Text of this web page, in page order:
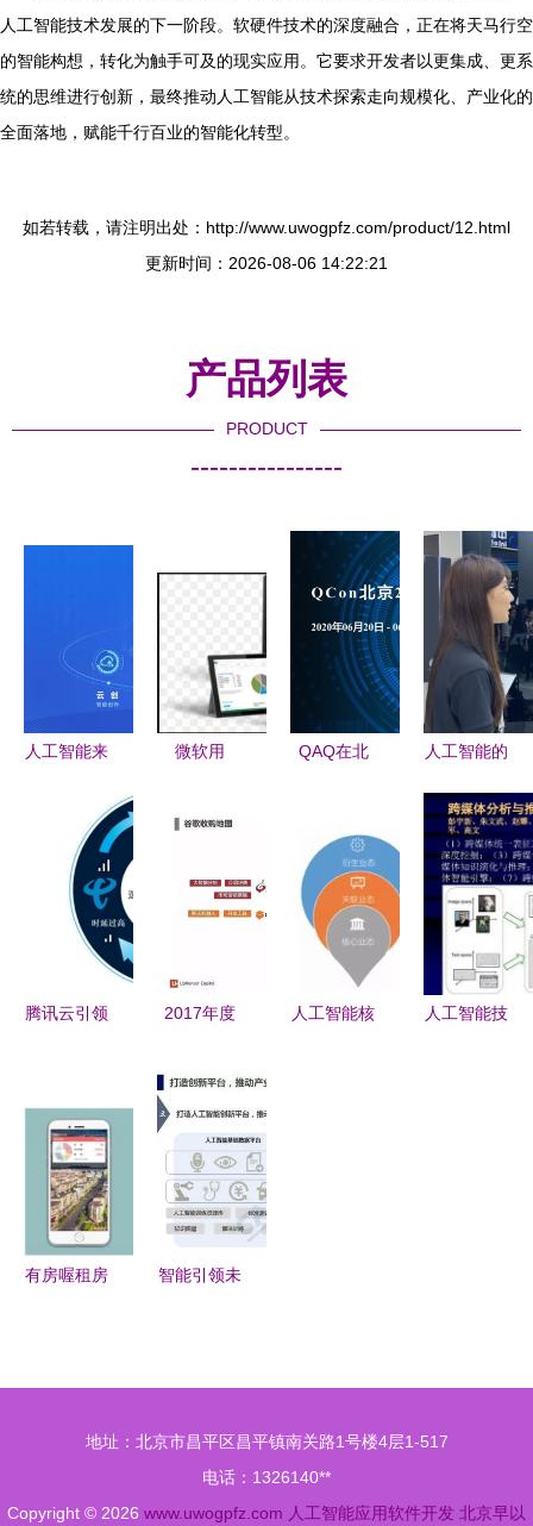
人工智能技术发展的下一阶段。软硬件技术的深度融合，正在将天马行空
的智能构想，转化为触手可及的现实应用。它要求开发者以更集成、更系
统的思维进行创新，最终推动人工智能从技术探索走向规模化、产业化的
全面落地，赋能千行百业的智能化转型。
如若转载，请注明出处：http://www.uwogpfz.com/product/12.html
更新时间：2026-08-06 14:22:21
产品列表
PRODUCT
----------------
人工智能来
携手有连云
等AI企业驶
入发展快车
道
微软用
人工智能
能表格背后
QAQ在北
大会 人工
智能软件开
发的新纪元
人工智能的
应用软件开
发新纪元
腾讯云引领
准，推动AI
软件生态创
新
2017年度
告 7大行业
应用与100
个初创企业
深度解析
人工智能核
人工智能技
有房喔租房
智能引领未
景与趋势
地址：北京市昌平区昌平镇南关路1号楼4层1-517
电话：1326140**
Copyright © 2026 www.uwogpfz.com 人工智能应用软件开发 北京早以